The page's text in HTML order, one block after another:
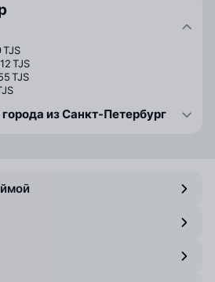
TJS
TJS
TJS
из Санкт-Петербург